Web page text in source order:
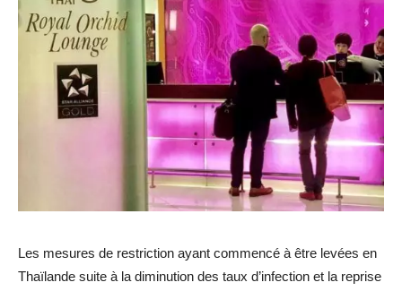
Les mesures de restriction ayant commencé à être levées en
Thaïlande suite à la diminution des taux d’infection et la reprise